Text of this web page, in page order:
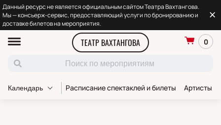
Данный ресурс не является официальным сайтом Театра Вахтангова.
Мы — консьерж-сервис, предоставляющий услуги по бронированию и
доставке билетов на мероприятия.
ТЕАТР ВАХТАНГОВА 0
Календарь Расписание спектаклей и билеты Артисты